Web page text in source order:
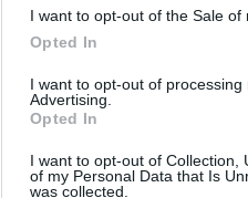
I want to opt-out of the Sale of
Opted In
I want to opt-out of
Advertising.
Opted In
I want to opt-out of Collection,
of my Personal Data that Is
was collected.